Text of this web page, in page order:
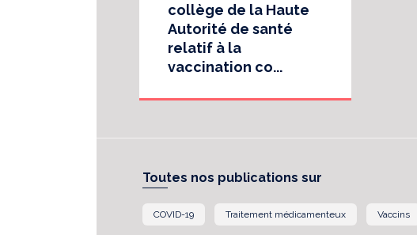
collège de la Haute
Autorité de santé
relatif à la
vaccination co...
Toutes nos publications sur
COVID-19 Traitement médicamenteux Vaccins